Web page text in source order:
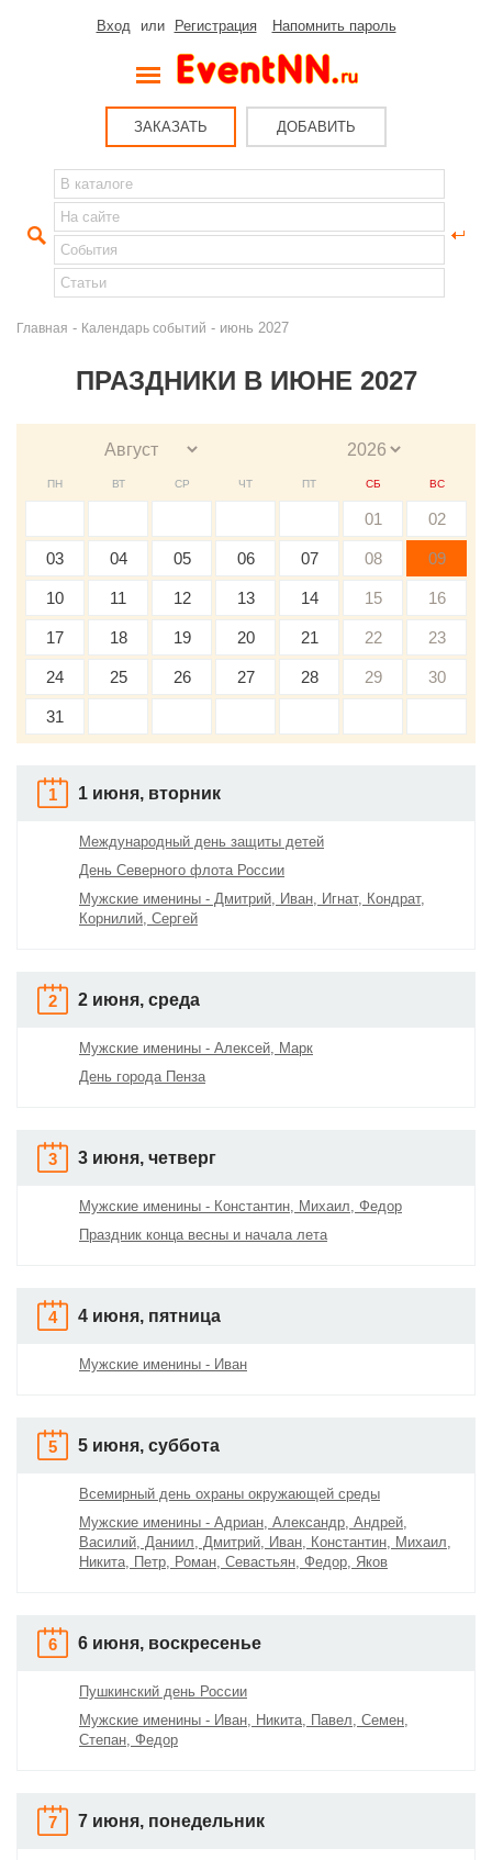
Вход или Регистрация Напомнить пароль
ЗАКАЗАТЬ ДОБАВИТЬ
Главная - Календарь событий - июнь 2027
ПРАЗДНИКИ В ИЮНЕ 2027
ПН ВТ СР ЧТ ПТ СБ ВС
01 02
03 04 05 06 07 08 09
10 11 12 13 14 15 16
17 18 19 20 21 22 23
24 25 26 27 28 29 30
31
1 1 июня, вторник
Международный день защиты детей
День Северного флота России
Мужские именины - Дмитрий, Иван, Игнат, Кондрат,
Корнилий, Сергей
2 2 июня, среда
Мужские именины - Алексей, Марк
День города Пенза
3 3 июня, четверг
Мужские именины - Константин, Михаил, Федор
Праздник конца весны и начала лета
4 4 июня, пятница
Мужские именины - Иван
5 5 июня, суббота
Всемирный день охраны окружающей среды
Мужские именины - Адриан, Александр, Андрей,
Василий, Даниил, Дмитрий, Иван, Константин, Михаил,
Никита, Петр, Роман, Севастьян, Федор, Яков
6 6 июня, воскресенье
Пушкинский день России
Мужские именины - Иван, Никита, Павел, Семен,
Степан, Федор
7 7 июня, понедельник